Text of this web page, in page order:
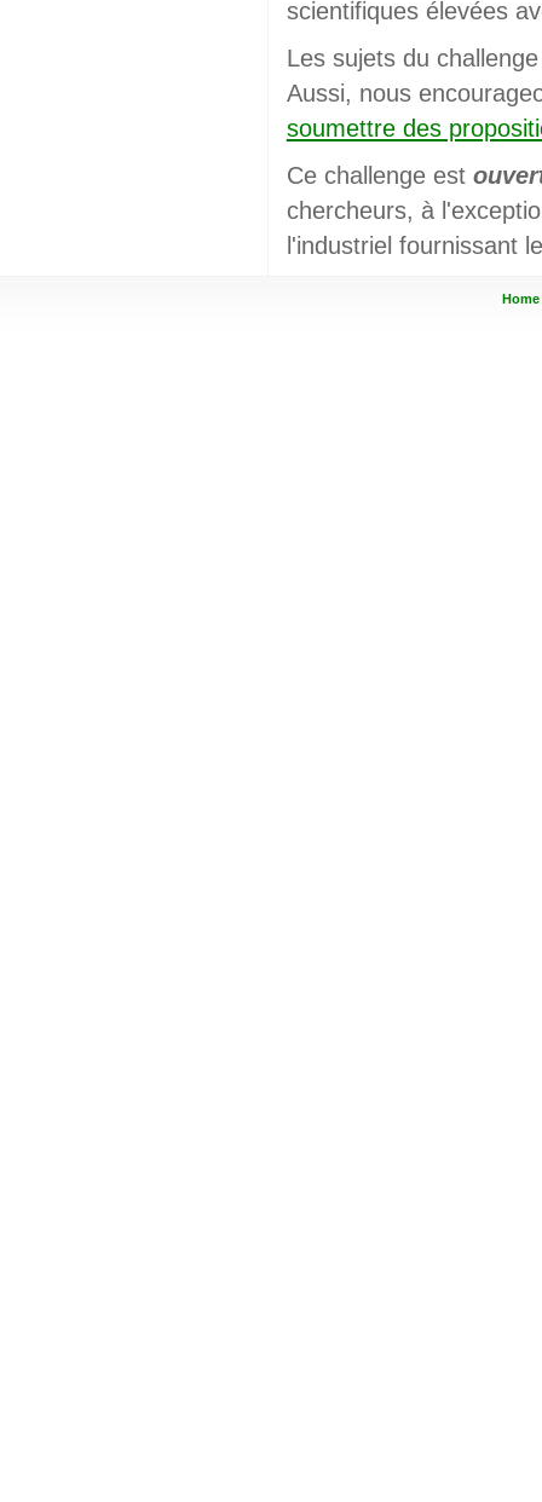
scientifiques élevées
Les sujets du
Aussi, nous
soumettre des
Ce challenge est
chercheurs, à
l'industriel fournissant
Home